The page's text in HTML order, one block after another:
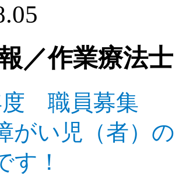
／作業療法
度 職員募集
がい児（者）
す！